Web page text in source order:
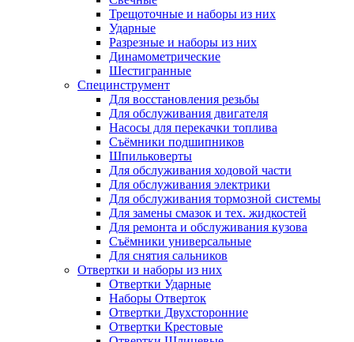
Трещоточные и наборы из них
Ударные
Разрезные и наборы из них
Динамометрические
Шестигранные
Специнструмент
Для восстановления резьбы
Для обслуживания двигателя
Насосы для перекачки топлива
Съёмники подшипников
Шпильковерты
Для обслуживания ходовой части
Для обслуживания электрики
Для обслуживания тормозной системы
Для замены смазок и тех. жидкостей
Для ремонта и обслуживания кузова
Съёмники универсальные
Для снятия сальников
Отвертки и наборы из них
Отвертки Ударные
Наборы Отверток
Отвертки Двухсторонние
Отвертки Крестовые